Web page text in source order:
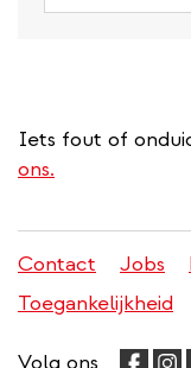
Iets fout of
ons.
Juridisch
menu
Contact Jobs
Toegankelijkheid